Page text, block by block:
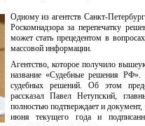
Одному из агентств Санкт-
Роскомнадзора за перепечатку
может стать прецедентом в
массовой информации.
Агентство, которое получило
название «Судебные решения
судебных решений. Об этом
рассказал Павел Нетупский,
полностью подтверждает и
июня текущего года и